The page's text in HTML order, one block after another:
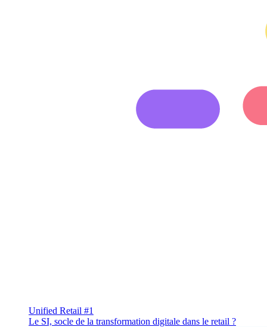
Unified Retail #1
Le SI, socle de la transformation digitale dans le retail ?